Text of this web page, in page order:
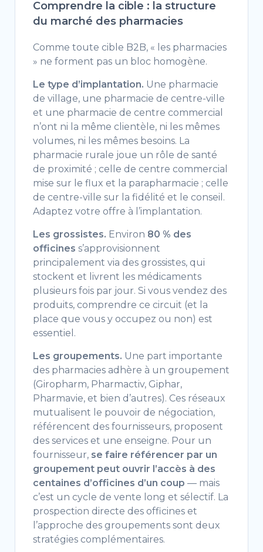
Comprendre la cible : la structure
du marché des pharmacies
Comme toute cible B2B, « les pharmacies
» ne forment pas un bloc homogène.
Le type d’implantation. Une pharmacie
de village, une pharmacie de centre-ville
et une pharmacie de centre commercial
n’ont ni la même clientèle, ni les mêmes
volumes, ni les mêmes besoins. La
pharmacie rurale joue un rôle de santé
de proximité ; celle de centre commercial
mise sur le flux et la parapharmacie ; celle
de centre-ville sur la fidélité et le conseil.
Adaptez votre offre à l’implantation.
Les grossistes. Environ 80 % des
officines s’approvisionnent
principalement via des grossistes, qui
stockent et livrent les médicaments
plusieurs fois par jour. Si vous vendez des
produits, comprendre ce circuit (et la
place que vous y occupez ou non) est
essentiel.
Les groupements. Une part importante
des pharmacies adhère à un groupement
(Giropharm, Pharmactiv, Giphar,
Pharmavie, et bien d’autres). Ces réseaux
mutualisent le pouvoir de négociation,
référencent des fournisseurs, proposent
des services et une enseigne. Pour un
fournisseur, se faire référencer par un
groupement peut ouvrir l’accès à des
centaines d’officines d’un coup — mais
c’est un cycle de vente long et sélectif. La
prospection directe des officines et
l’approche des groupements sont deux
stratégies complémentaires.